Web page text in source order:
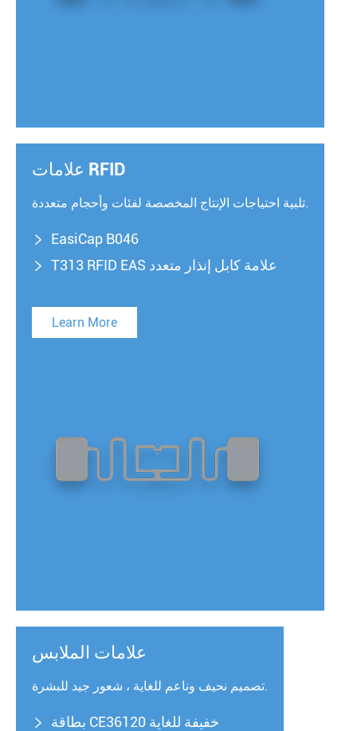
علامات RFID
تلبية احتياجات الإنتاج المخصصة لفئات وأحجام متعددة.
 EasiCap B046
 T313 RFID EAS علامة كابل إنذار متعدد
Learn More
علامات الملابس
تصميم نحيف وناعم للغاية ، شعور جيد للبشرة.
 بطاقة CE36120 خفيفة للغاية